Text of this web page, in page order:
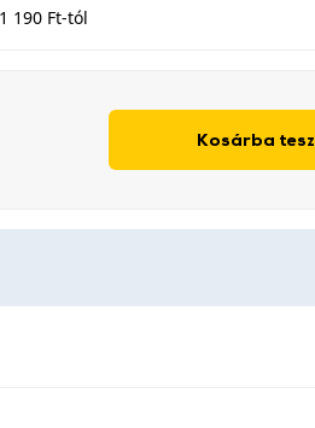
190 Ft-tól
Kosárba